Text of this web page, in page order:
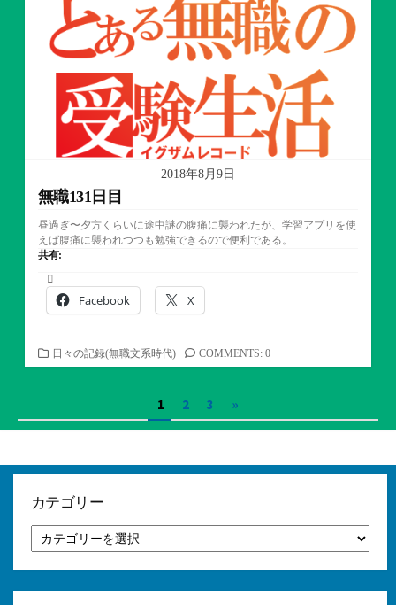
2018年8月9日
無職131日目
昼過ぎ〜夕方くらいに途中謎の腹痛に襲われたが、学習アプリを使
えば腹痛に襲われつつも勉強できるので便利である。
共有:
Facebook X
カ
テ
ー
日々の記録(無職文系時代) COMMENTS: 0
稿
の
ペ
ー
ジ
送
1 2 3 »
カテゴリー
テ
ゴ